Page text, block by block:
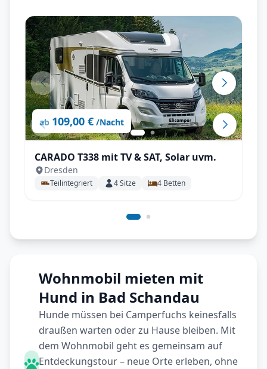
ab 109,00 € /Nacht
CARADO T338 mit TV & SAT, Solar uvm.
Dresden
Teilintegriert 4Sitze 4 Betten
Wohnmobil mieten mit
Hund in Bad Schandau
Hunde müssen bei Camperfuchs keinesfalls
draußen warten oder zu Hause bleiben. Mit
dem Wohnmobil geht es gemeinsam auf
Entdeckungstour – neue Orte erleben, ohne